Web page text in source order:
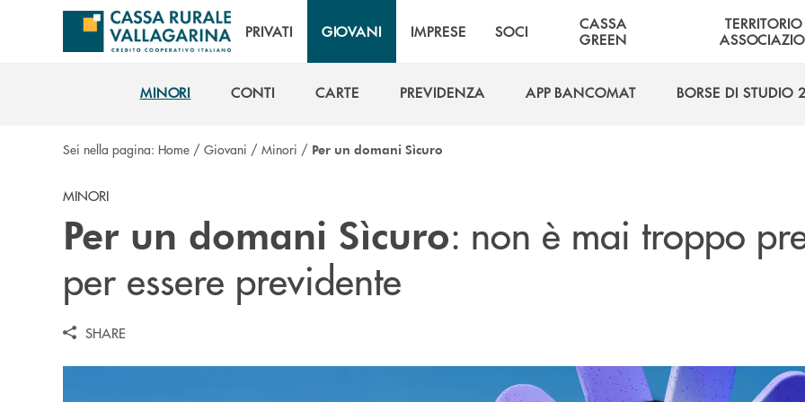
Salta al contenuto principale
PRIVATI GIOVANI IMPRESE SOCI
CASSA
GREEN
MINORI
CONTI
CARTE
PREVIDENZA
APP BANCOMAT
BORSE DI STUDIO
Sei nella pagina: Home / Giovani / Minori / Per un domani Sìcuro
MINORI
Per un domani Sìcuro: non è mai troppo
per essere previdente
SHARE